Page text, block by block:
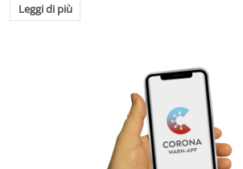
Leggi di più